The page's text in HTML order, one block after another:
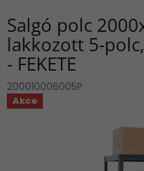
Salgó polc
lakkozott 5-
- FEKETE
200010006005P
Akce